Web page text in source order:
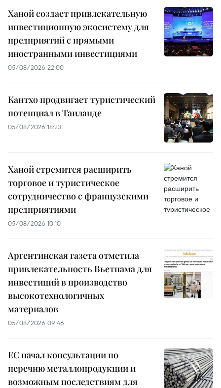
Ханой создает привлекательную
инвестиционную экосистему для
предприятий с прямыми
иностранными инвестициями
05/08/2026 22:00
Кантхо продвигает туристический
потенциал в Таиланде
05/08/2026 18:23
Ханой стремится расширить
торговое и туристическое
сотрудничество с французскими
предприятиями
05/08/2026 10:10
Аргентинская газета отметила
привлекательность Вьетнама для
инвестиций в производство
высокотехнологичных
материалов
05/08/2026 09:46
ЕС начал консультации по
перечню металлопродукции и
возможным последствиям для